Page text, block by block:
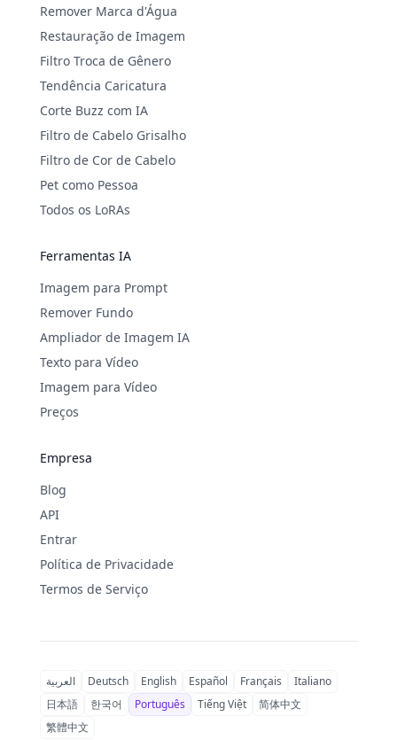
Remover Marca d'Água
Restauração de Imagem
Filtro Troca de Gênero
Tendência Caricatura
Corte Buzz com IA
Filtro de Cabelo Grisalho
Filtro de Cor de Cabelo
Pet como Pessoa
Todos os LoRAs
Ferramentas IA
Imagem para Prompt
Remover Fundo
Ampliador de Imagem IA
Texto para Vídeo
Imagem para Vídeo
Preços
Empresa
Blog
API
Entrar
Política de Privacidade
Termos de Serviço
العربية Deutsch English Español Français
Italiano
日本語
한국어 Português Tiếng Việt
简体中文
繁體中文